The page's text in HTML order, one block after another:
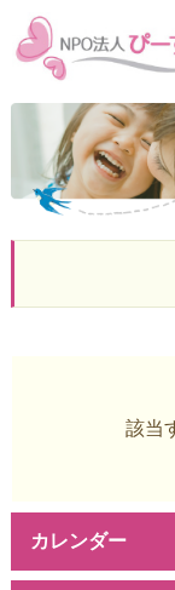
該当
カレンダー